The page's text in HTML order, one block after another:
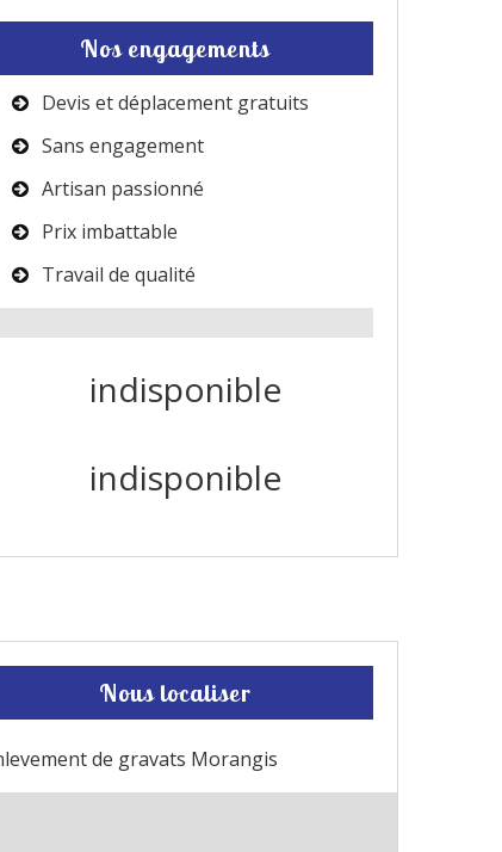
Nos engagements
Devis et déplacement gratuits
Sans engagement
Artisan passionné
Prix imbattable
Travail de qualité
indisponible
indisponible
Nous localiser
de gravats Morangis